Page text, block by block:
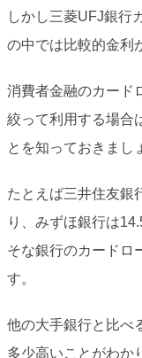
しかし三菱UFJ銀行
の中では比較的金利
消費者金融のカード
絞って利用する場合
とを知っておきまし
たとえば三井住友銀
り、みずほ銀行は
そな銀行のカードロ
す。
他の大手銀行と比べ
多少高いことがわか